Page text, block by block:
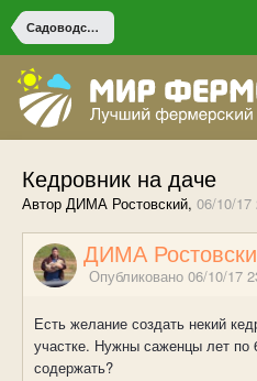
Садоводство
Кедровник на даче
Автор ДИМА Ростовский, 06/10/17
ДИМА
Опубликовано 06/10/17
Есть желание создать некий
участке. Нужны саженцы лет по
содержать?